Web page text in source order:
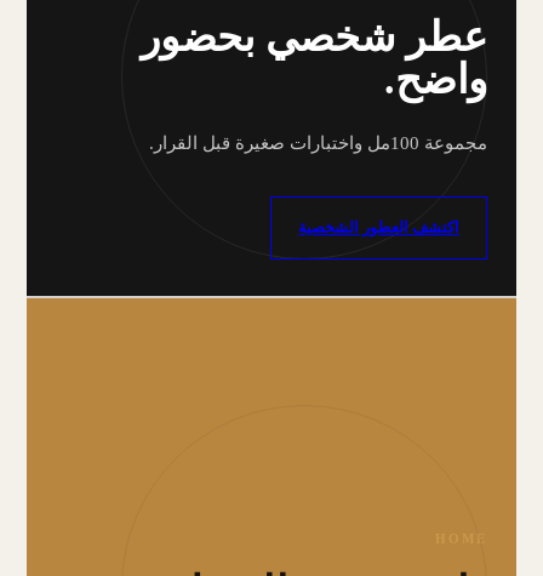
عطر شخصي بحضور
واضح.
مجموعة 100مل واختبارات صغيرة قبل القرار.
اكتشف العطور الشخصية
HOME